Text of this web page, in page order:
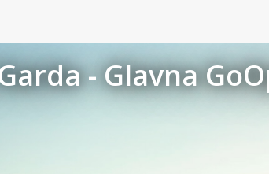
- Glavna